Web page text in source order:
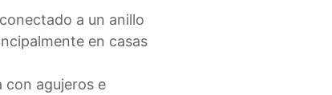
a un anillo
en casas
con agujeros e